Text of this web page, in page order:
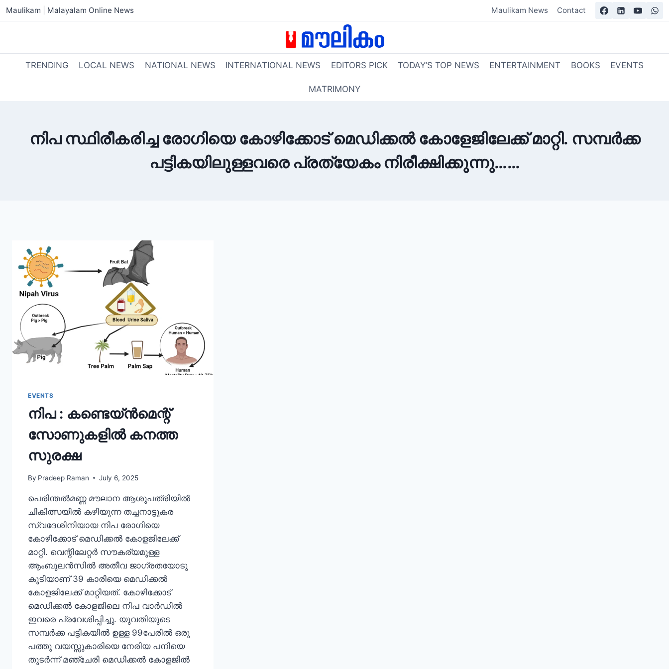
Maulikam | Malayalam Online News Maulikam News Contact
TRENDING LOCAL NEWS NATIONAL NEWS INTERNATIONAL NEWS EDITORS PICK TODAY’S TOP NEWS ENTERTAINMENT BOOKS EVENTS
MATRIMONY
നിപ സ്ഥിരീകരിച്ച രോഗിയെ കോഴിക്കോട് മെഡിക്കൽ കോളേജിലേക്ക് മാറ്റി. സമ്പർക്ക
പട്ടികയിലുള്ളവരെ പ്രത്യേകം നിരീക്ഷിക്കുന്നു……
EVENTS
നിപ : കണ്ടെയ്ൻമെന്റ്
സോണുകളിൽ കനത്ത
സുരക്ഷ
By Pradeep Raman July 6, 2025
പെരിന്തൽമണ്ണ മൗലാന ആശുപത്രിയിൽ
ചികിത്സയിൽ കഴിയുന്ന തച്ചനാട്ടുകര
സ്വദേശിനിയായ നിപ രോഗിയെ
കോഴിക്കോട് മെഡിക്കൽ കോളജിലേക്ക്
മാറ്റി. വെന്റിലേറ്റർ സൗകര്യമുള്ള
ആംബുലൻസിൽ അതീവ ജാഗ്രതയോടു
കൂടിയാണ് 39 കാരിയെ മെഡിക്കൽ
കോളജിലേക്ക് മാറ്റിയത്. കോഴിക്കോട്
മെഡിക്കൽ കോളജിലെ നിപ വാർഡിൽ
ഇവരെ പ്രവേശിപ്പിച്ചു. യുവതിയുടെ
സമ്പർക്ക പട്ടികയിൽ ഉള്ള 99പേരിൽ ഒരു
പത്തു വയസ്സുകാരിയെ നേരിയ പനിയെ
തുടർന്ന് മഞ്ചേരി മെഡിക്കൽ കോളജിൽ